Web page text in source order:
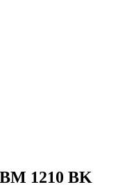
1210 BK